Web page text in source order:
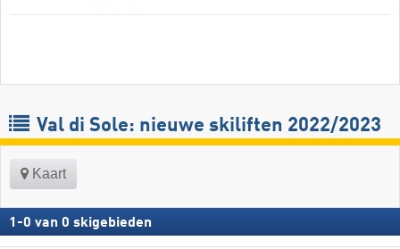
Val di Sole: nieuwe skiliften 2022/2023
Kaart
1 -0 van 0 skigebieden